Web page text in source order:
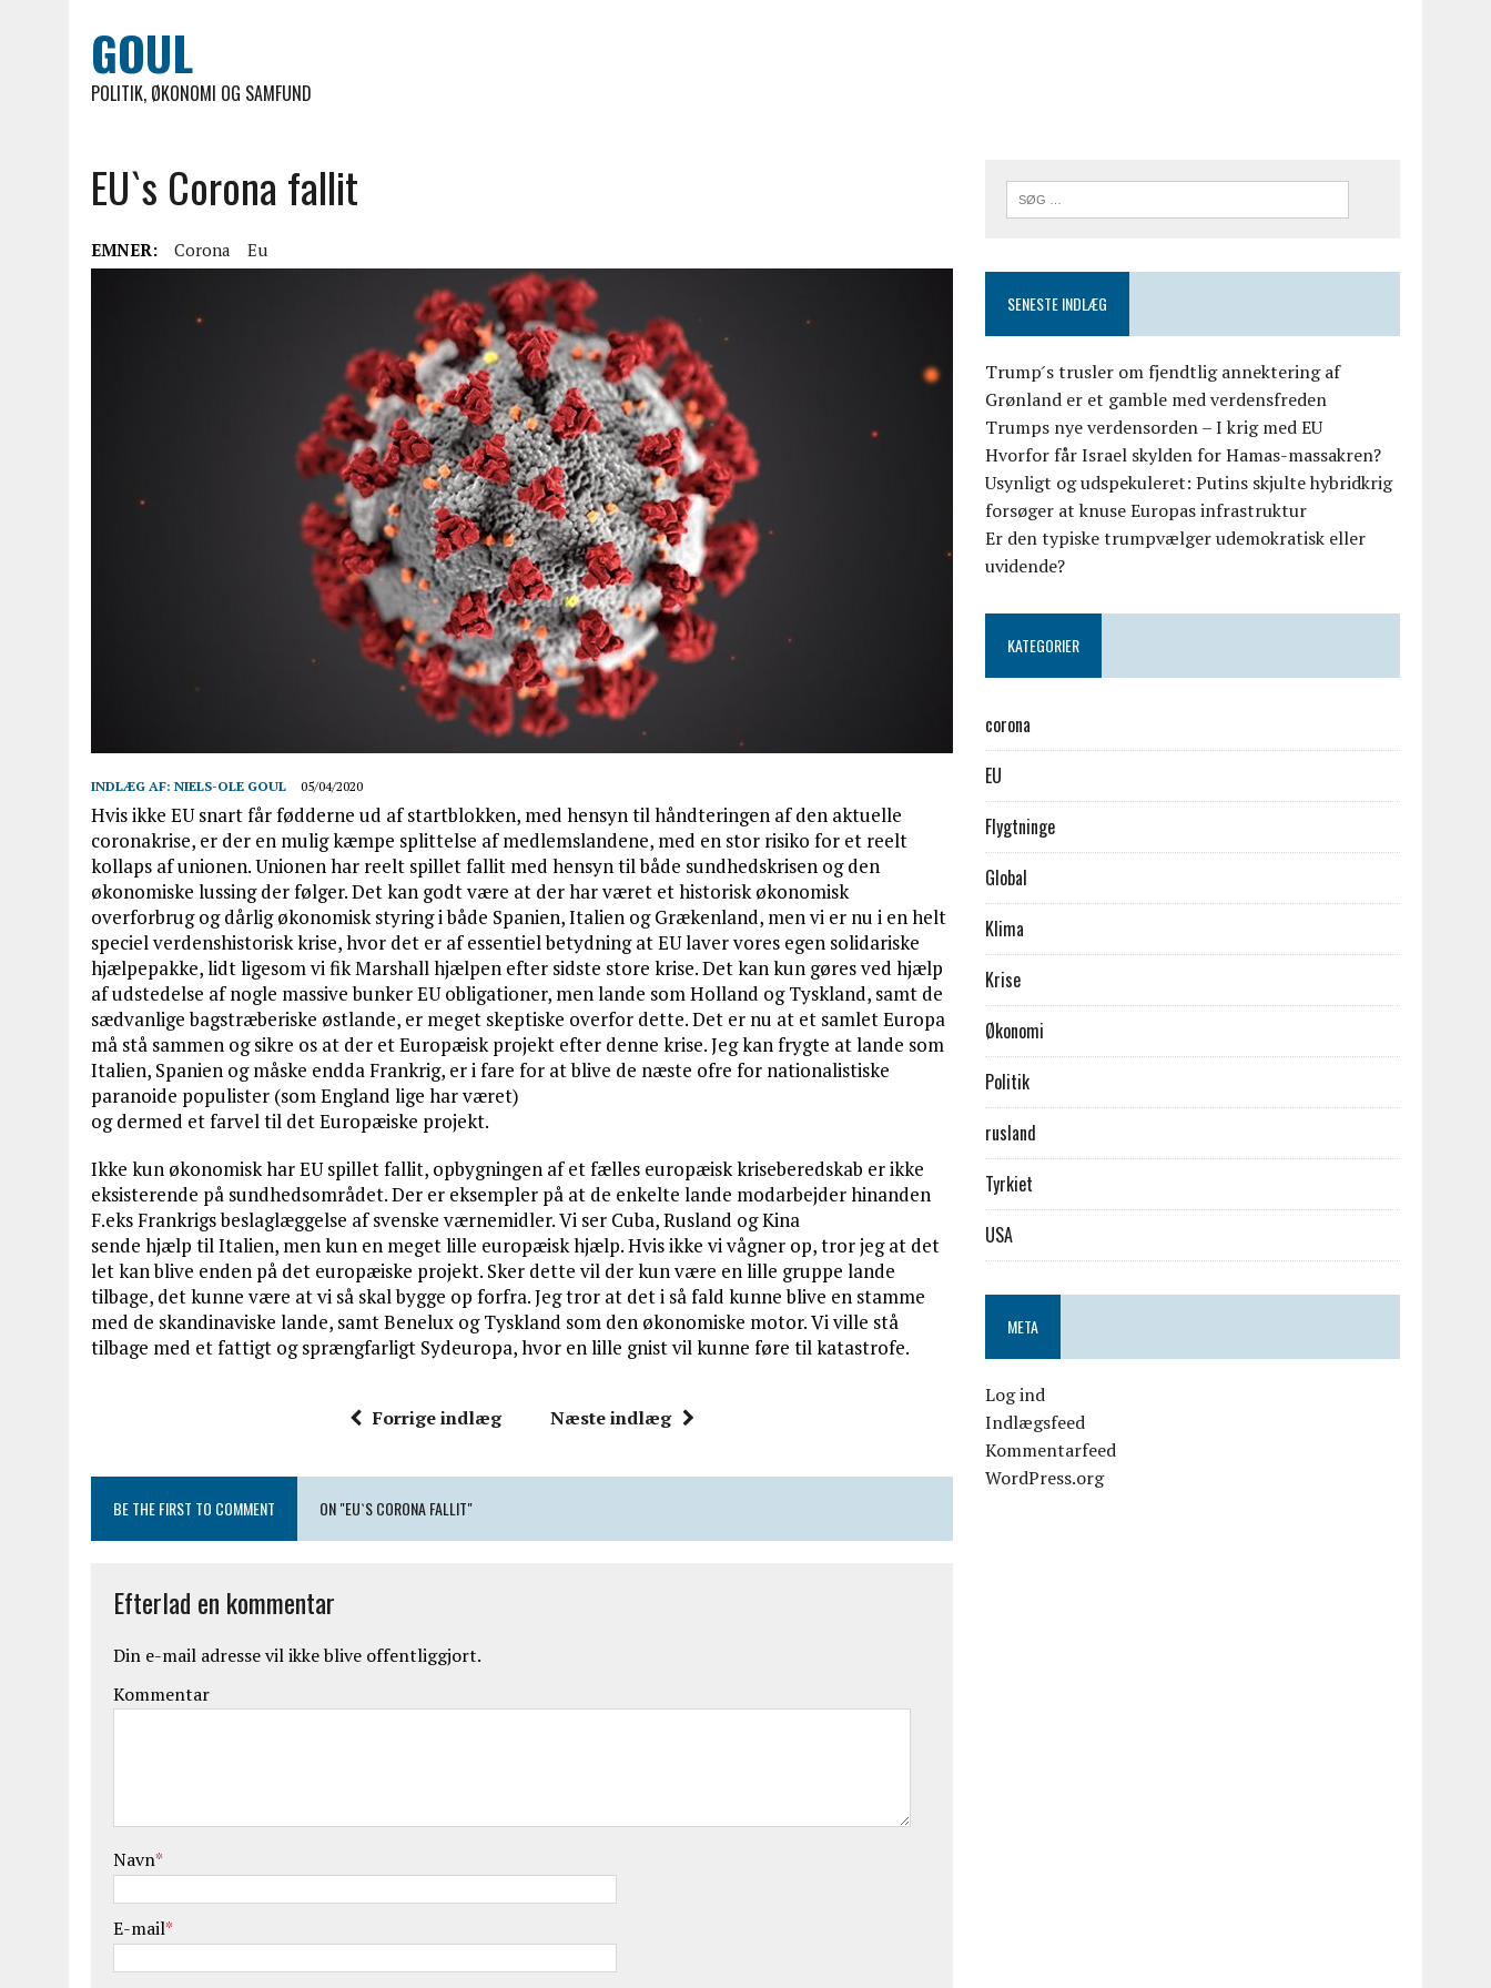
GOUL
POLITIK, ØKONOMI OG SAMFUND
EU`s Corona fallit
EMNER: Corona Eu
INDLÆG AF: NIELS-OLE GOUL 05/04/2020
Hvis ikke EU snart får fødderne ud af startblokken, med hensyn til håndteringen af den aktuelle
coronakrise, er der en mulig kæmpe splittelse af medlemslandene, med en stor risiko for et reelt
kollaps af unionen. Unionen har reelt spillet fallit med hensyn til både sundhedskrisen og den
økonomiske lussing der følger. Det kan godt være at der har været et historisk økonomisk
overforbrug og dårlig økonomisk styring i både Spanien, Italien og Grækenland, men vi er nu i en helt
speciel verdenshistorisk krise, hvor det er af essentiel betydning at EU laver vores egen solidariske
hjælpepakke, lidt ligesom vi fik Marshall hjælpen efter sidste store krise. Det kan kun gøres ved hjælp
af udstedelse af nogle massive bunker EU obligationer, men lande som Holland og Tyskland, samt de
sædvanlige bagstræberiske østlande, er meget skeptiske overfor dette. Det er nu at et samlet Europa
må stå sammen og sikre os at der et Europæisk projekt efter denne krise. Jeg kan frygte at lande som
Italien, Spanien og måske endda Frankrig, er i fare for at blive de næste ofre for nationalistiske
paranoide populister (som England lige har været)
og dermed et farvel til det Europæiske projekt.
Ikke kun økonomisk har EU spillet fallit, opbygningen af et fælles europæisk kriseberedskab er ikke
eksisterende på sundhedsområdet. Der er eksempler på at de enkelte lande modarbejder hinanden
F.eks Frankrigs beslaglæggelse af svenske værnemidler. Vi ser Cuba, Rusland og Kina
sende hjælp til Italien, men kun en meget lille europæisk hjælp. Hvis ikke vi vågner op, tror jeg at det
let kan blive enden på det europæiske projekt. Sker dette vil der kun være en lille gruppe lande
tilbage, det kunne være at vi så skal bygge op forfra. Jeg tror at det i så fald kunne blive en stamme
med de skandinaviske lande, samt Benelux og Tyskland som den økonomiske motor. Vi ville stå
tilbage med et fattigt og sprængfarligt Sydeuropa, hvor en lille gnist vil kunne føre til katastrofe.
Forrige indlæg Næste indlæg
BE THE FIRST TO COMMENT ON "EU`S CORONA FALLIT"
Efterlad en kommentar
Din e-mail adresse vil ikke blive offentliggjort.
Kommentar
Navn*
E-mail*
SENESTE INDLÆG
Trump ́s trusler om fjendtlig annektering af
Grønland er et gamble med verdensfreden
Trumps nye verdensorden – I krig med EU
Hvorfor får Israel skylden for Hamas-massakren?
Usynligt og udspekuleret: Putins skjulte hybridkrig
forsøger at knuse Europas infrastruktur
Er den typiske trumpvælger udemokratisk eller
uvidende?
KATEGORIER
corona
EU
Flygtninge
Global
Klima
Krise
Økonomi
Politik
rusland
Tyrkiet
USA
META
Log ind
Indlægsfeed
Kommentarfeed
WordPress.org